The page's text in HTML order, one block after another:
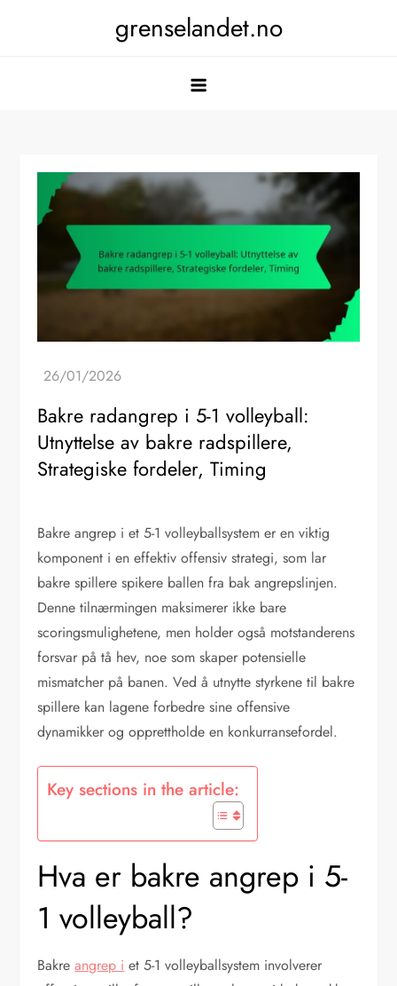
grenselandet.no
Bakre radangrep i 5-1 volleyball:
Utnyttelse av bakre radspillere,
Strategiske fordeler, Timing
Bakre angrep i et 5-1 volleyballsystem er en viktig
komponent i en effektiv offensiv strategi, som lar
bakre spillere spikere ballen fra bak angrepslinjen.
Denne tilnærmingen maksimerer ikke bare
scoringsmulighetene, men holder også motstanderens
forsvar på tå hev, noe som skaper potensielle
mismatcher på banen. Ved å utnytte styrkene til bakre
spillere kan lagene forbedre sine offensive
dynamikker og opprettholde en konkurransefordel.
Key sections in the article:
Hva er bakre angrep i 5-
1 volleyball?
Bakreangrep i et 5-1 volleyballsystem involverer